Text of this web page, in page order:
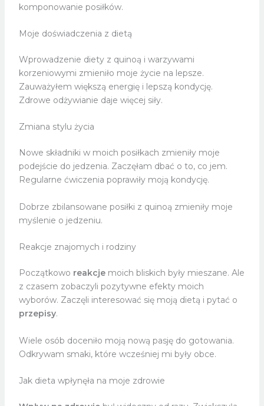
komponowanie posiłków.
Moje doświadczenia z dietą
Wprowadzenie diety z quinoą i warzywami
korzeniowymi zmieniło moje życie na lepsze.
Zauważyłem większą energię i lepszą kondycję.
Zdrowe odżywianie daje więcej siły.
Zmiana stylu życia
Nowe składniki w moich posiłkach zmieniły moje
podejście do jedzenia. Zaczęłam dbać o to, co jem.
Regularne ćwiczenia poprawiły moją kondycję.
Dobrze zbilansowane posiłki z quinoą zmieniły moje
myślenie o jedzeniu.
Reakcje znajomych i rodziny
Początkowo reakcjemoich bliskich były mieszane. Ale
z czasem zobaczyli pozytywne efekty moich
wyborów. Zaczęli interesować się moją dietą i pytać o
przepisy.
Wiele osób doceniło moją nową pasję do gotowania.
Odkrywam smaki, które wcześniej mi były obce.
Jak dieta wpłynęła na moje zdrowie